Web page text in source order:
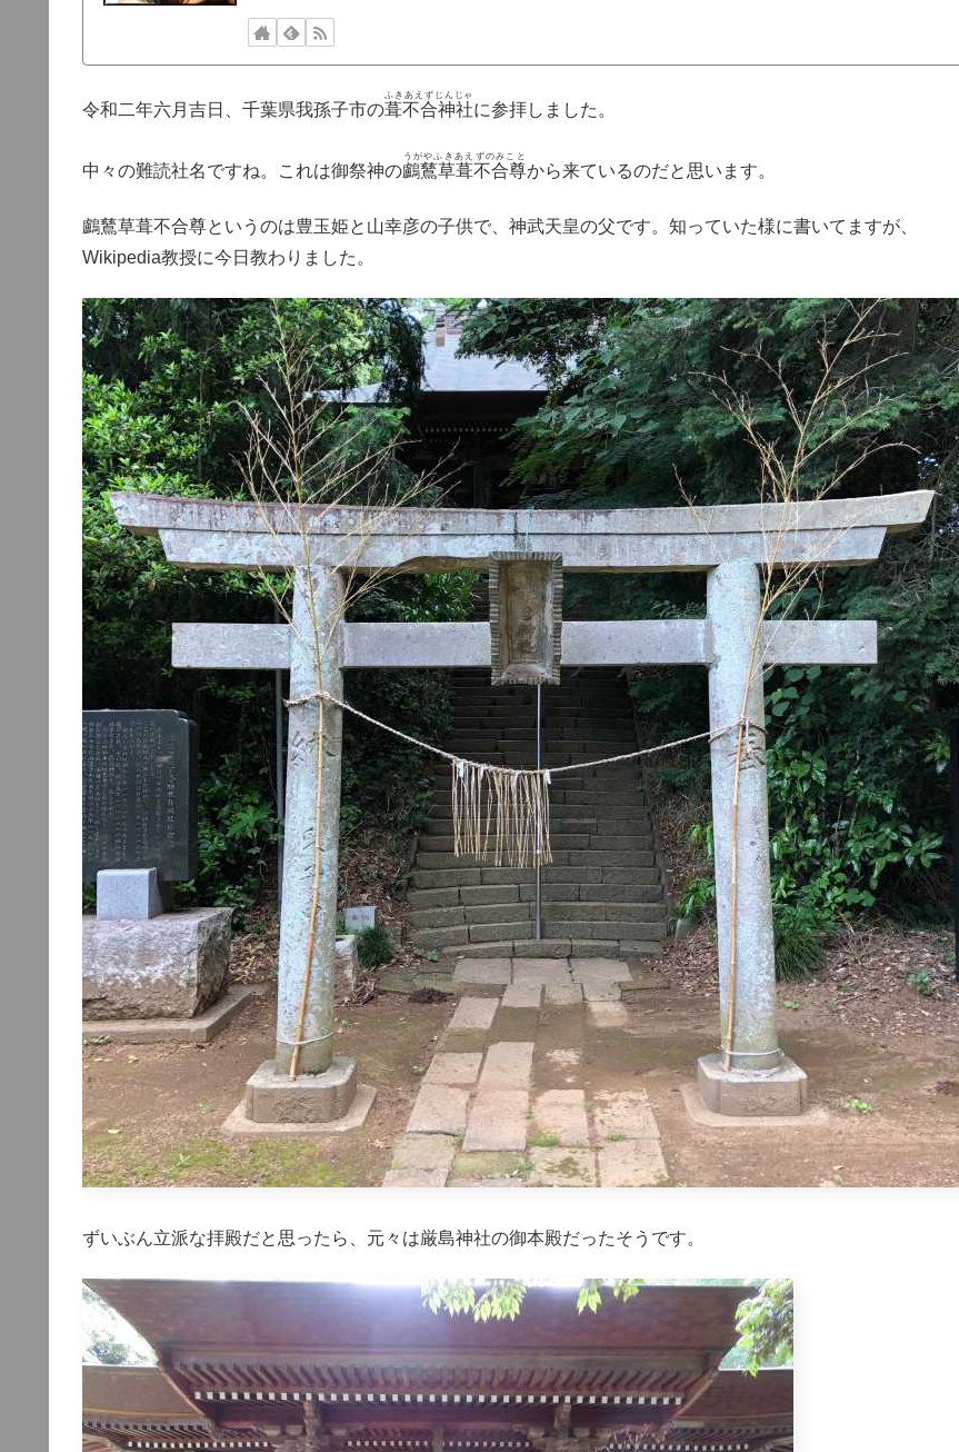
令和二年六月吉日、千葉県我孫子市の葺不合神社
ふきあえずじんじゃ
に参拝しました。
中々の難読社名ですね。これは御祭神の鸕鶿草葺不合尊
うがやふきあえずのみこと
から来ているのだと思います。
鸕鶿草葺不合尊というのは豊玉姫と山幸彦の子供で、神武天皇の父です。知っていた様に書いてますが、
Wikipedia教授に今日教わりました。
ずいぶん立派な拝殿だと思ったら、元々は厳島神社の御本殿だったそうです。